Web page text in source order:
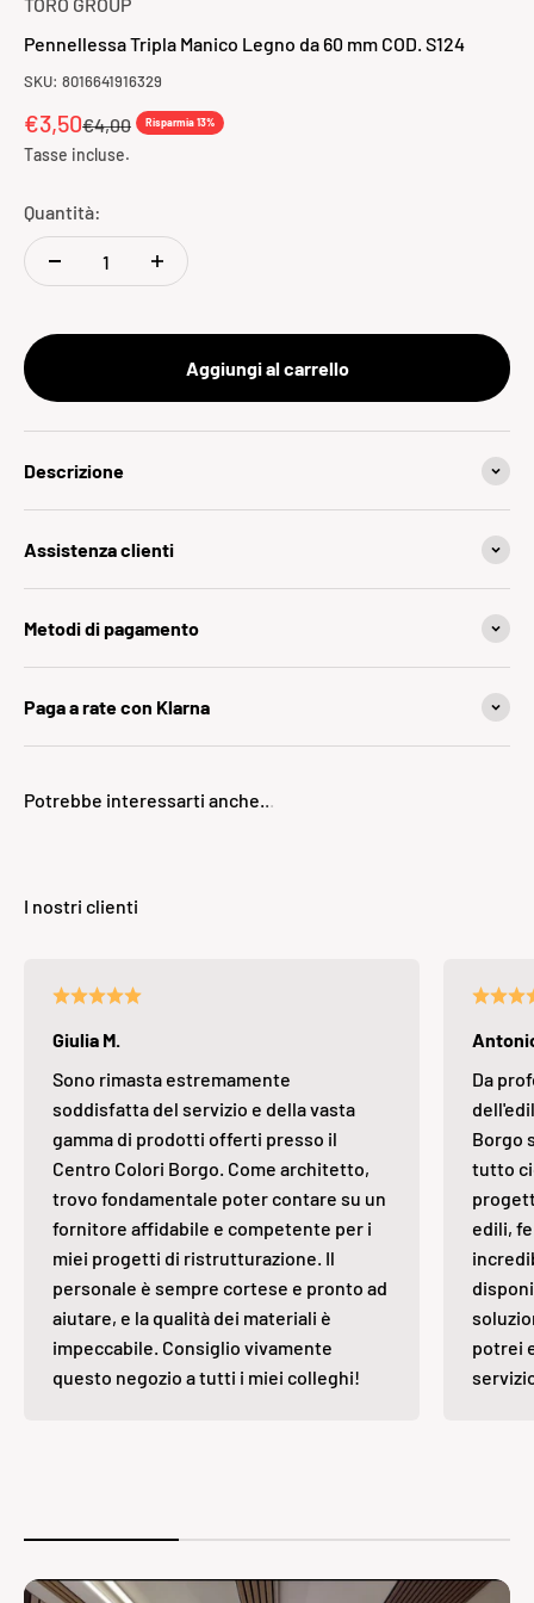
Pennellessa Tripla Manico Legno da 60 mm COD. S124
SKU: 8016641916329
Prezzo scontato
€3,50Prezzo
€4,00 Risparmia 13%
Tasse incluse.
Quantità:
Aggiungi al carrello
Descrizione
Assistenza clienti
Metodi di pagamento
Paga a rate con Klarna
Giulia M.
Sono rimasta estremamente
soddisfatta del servizio e della vasta
gamma di prodotti offerti presso il
Centro Colori Borgo. Come architetto,
trovo fondamentale poter contare su un
fornitore affidabile e competente per i
miei progetti di ristrutturazione. Il
personale è sempre cortese e pronto ad
aiutare, e la qualità dei materiali è
impeccabile. Consiglio vivamente
questo negozio a tutti i miei colleghi!
Da
Borgo
tutto
edili,
potrei